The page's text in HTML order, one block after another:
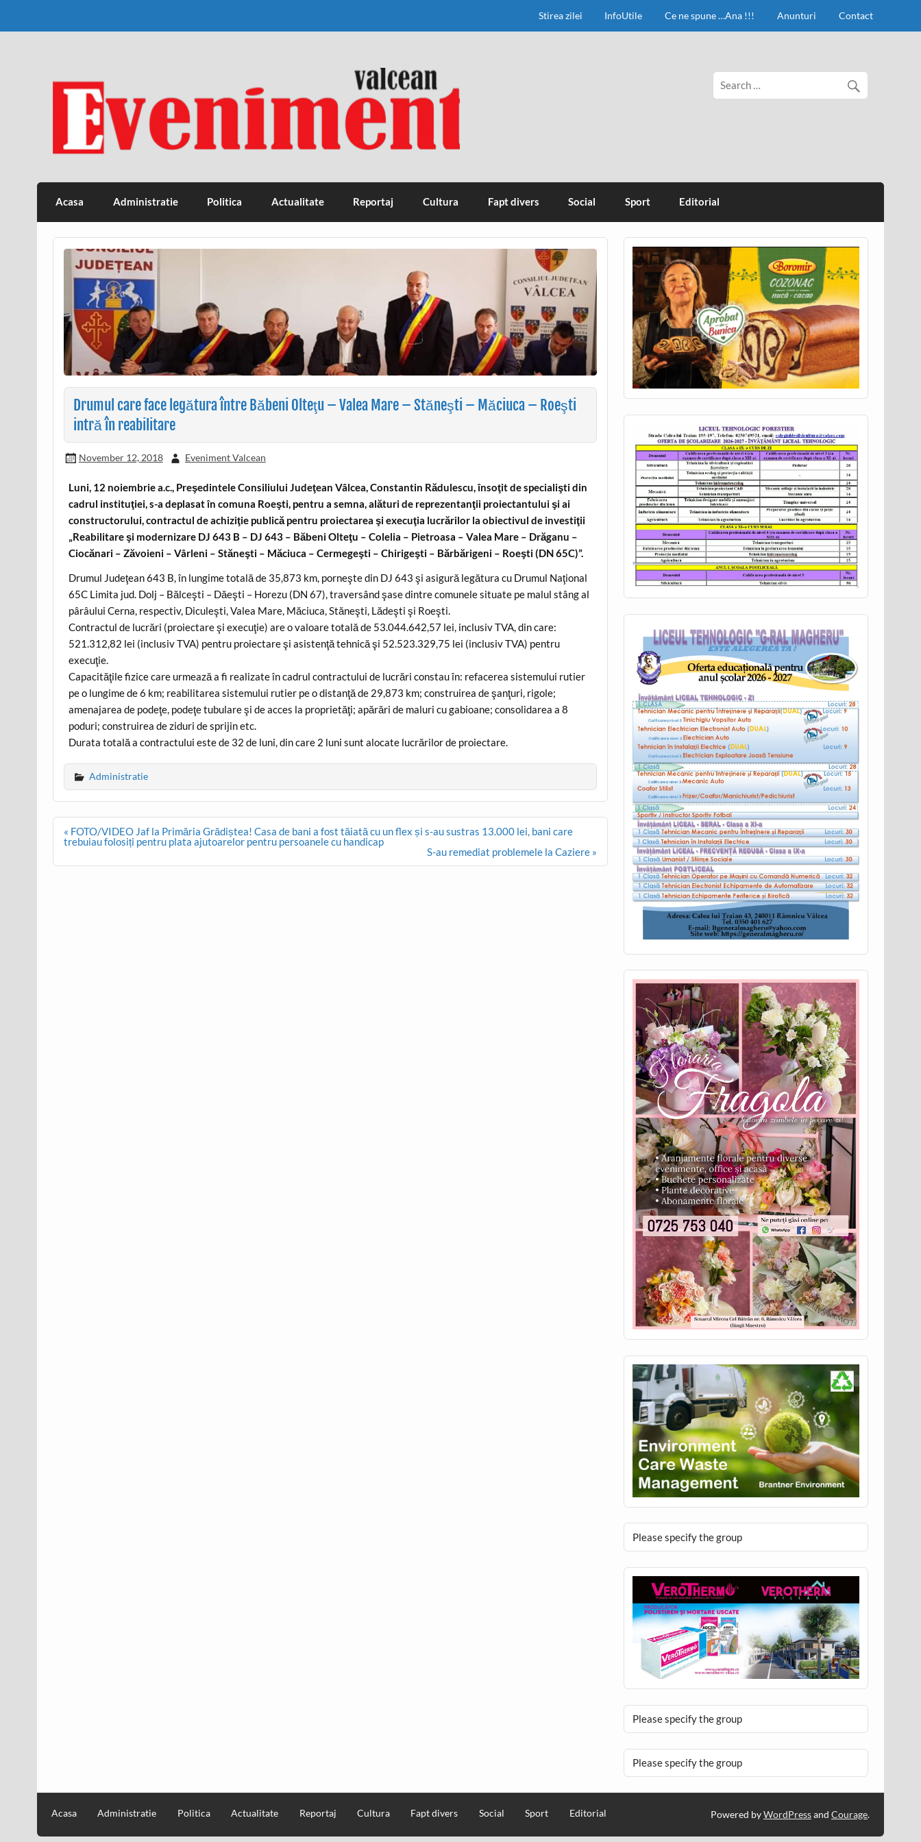
Stirea zilei InfoUtile Ce ne spune …Ana !!! Anunturi Contact
Eveniment Valcean
Acasa Administratie Politica Actualitate Reportaj Cultura Fapt divers Social Sport Editorial
Drumul care face legătura între Băbeni Olteţu – Valea Mare – Stăneşti – Măciuca – Roeşti
intră în reabilitare
November 12, 2018 Eveniment Valcean
Luni, 12 noiembrie a.c., Preşedintele Consiliului Judeţean Vâlcea, Constantin Rădulescu, însoţit de specialişti din
cadrul instituţiei, s-a deplasat în comuna Roeşti, pentru a semna, alături de reprezentanţii proiectantului şi ai
constructorului, contractul de achiziţie publică pentru proiectarea şi execuţia lucrărilor la obiectivul de investiţii
„Reabilitare şi modernizare DJ 643 B – DJ 643 – Băbeni Olteţu – Colelia – Pietroasa – Valea Mare – Drăganu –
Ciocănari – Zăvoieni – Vârleni – Stăneşti – Măciuca – Cermegeşti – Chirigeşti – Bărbărigeni – Roeşti (DN 65C)”.
Drumul Judeţean 643 B, în lungime totală de 35,873 km, porneşte din DJ 643 şi asigură legătura cu Drumul Naţional
65C Limita jud. Dolj – Bălceşti – Dăeşti – Horezu (DN 67), traversând şase dintre comunele situate pe malul stâng al
pârâului Cerna, respectiv, Diculeşti, Valea Mare, Măciuca, Stăneşti, Lădeşti şi Roeşti.
Contractul de lucrări (proiectare şi execuţie) are o valoare totală de 53.044.642,57 lei, inclusiv TVA, din care:
521.312,82 lei (inclusiv TVA) pentru proiectare şi asistenţă tehnică şi 52.523.329,75 lei (inclusiv TVA) pentru
execuţie.
Capacităţile fizice care urmează a fi realizate în cadrul contractului de lucrări constau în: refacerea sistemului rutier
pe o lungime de 6 km; reabilitarea sistemului rutier pe o distanţă de 29,873 km; construirea de şanţuri, rigole;
amenajarea de podeţe, podeţe tubulare şi de acces la proprietăţi; apărări de maluri cu gabioane; consolidarea a 8
poduri; construirea de ziduri de sprijin etc.
Durata totală a contractului este de 32 de luni, din care 2 luni sunt alocate lucrărilor de proiectare.
Administratie
Post
navigation
« FOTO/VIDEO Jaf la Primăria Grădiștea! Casa de bani a fost tăiată cu un flex și s-au sustras 13.000 lei, bani care
trebuiau folosiți pentru plata ajutoarelor pentru persoanele cu handicap
S-au remediat problemele la Caziere »
Please specify the group
Please specify the group
Please specify the group
Acasa Administratie Politica Actualitate Reportaj Cultura Fapt divers Social Sport Editorial Powered byWordPressand Courage.